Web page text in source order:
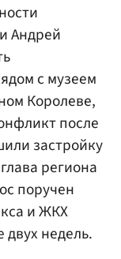
Андрей
с музеем
Королеве,
после
застройку
региона
поручен
и ЖКХ
двух недель.